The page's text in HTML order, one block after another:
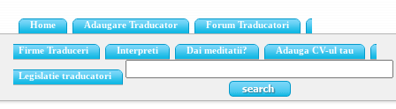
Home Adaugare Traducator Forum Traducatori
Firme Traduceri Interpreti Dai meditatii? Adauga CV-ul tau
Legislatie traducatori